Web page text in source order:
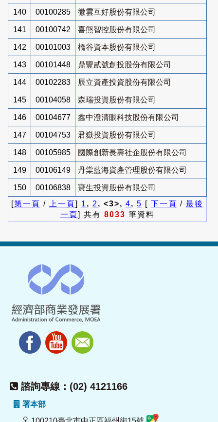
140 00100285 微雲互好股份有限公司
141 00100742 喜熊智控股份有限公司
142 00101003 橋谷資本股份有限公司
143 00101448 鼎豐貳號創投股份有限公司
144 00102283 辰立資產投資股份有限公司
145 00104058 森瑞投資股份有限公司
146 00104677 鑫中澄清眼科技股份有限公司
147 00104753 君嶽投資股份有限公司
148 00105985 國際創新長壽社企股份有限公司
149 00106149 丹棠藍海資產管理股份有限公司
150 00106838
寶生投資股份有限公司
[第一頁 / 上一頁] 1 , 2 , <3>, 4, 5 [ 下一頁 / 最後
一頁] 共有 8033 筆資料
諮詢專線：(02) 4121166
署本部